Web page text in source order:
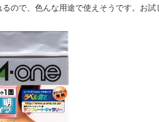
ので、色んな用途で使えそうです。お試